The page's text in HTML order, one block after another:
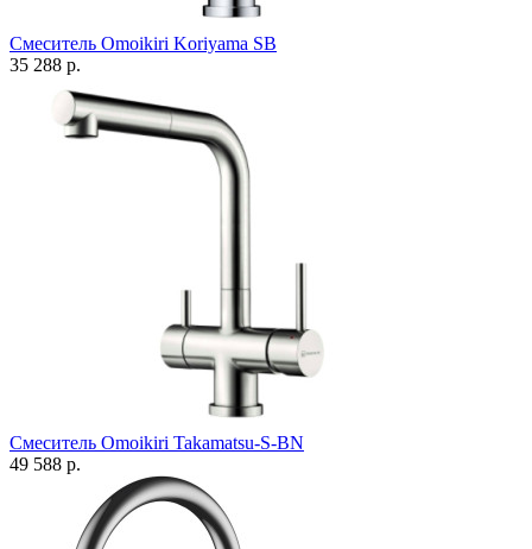
Смеситель Omoikiri Koriyama SB
35 288 р.
Смеситель Omoikiri Takamatsu-S-BN
49 588 р.